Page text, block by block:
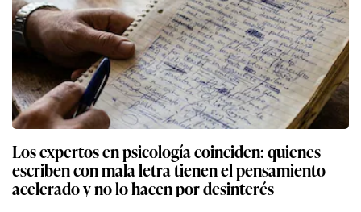
Los expertos en psicología coinciden: quienes
escriben con mala letra tienen el pensamiento
acelerado y no lo hacen por desinterés